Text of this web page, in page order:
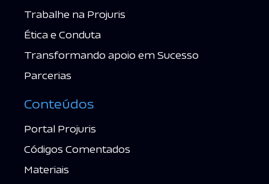
Trabalhe na Projuris
Ética e Conduta
Transformando apoio em Sucesso
Parcerias
Conteúdos
Portal Projuris
Códigos Comentados
Materiais